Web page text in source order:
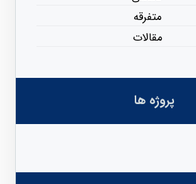
متفرقه
مقالات
پروژه ها